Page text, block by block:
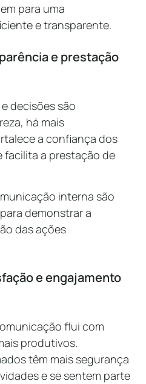
para uma
e transparente.
e prestação
decisões são
há mais
a confiança dos
facilita a prestação de
interna são
demonstrar a
das ações
e engajamento
flui com
produtivos.
têm mais segurança
e se sentem parte